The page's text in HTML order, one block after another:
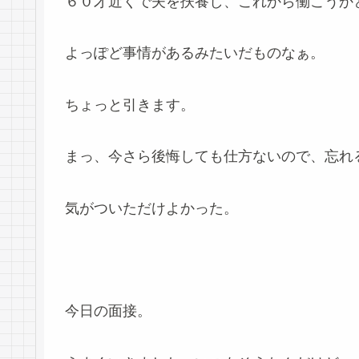
よっぽど事情があるみたいだものなぁ。
ちょっと引きます。
まっ、今さら後悔しても仕方ないので、忘れ
気がついただけよかった。
今日の面接。